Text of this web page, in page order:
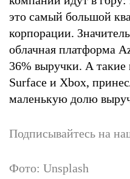
это самый большой
корпорации.
облачная платформа
36% выручки. А такие
Surface и Xbox,
маленькую долю
Подписывайтесь на
Фото: Unsplash